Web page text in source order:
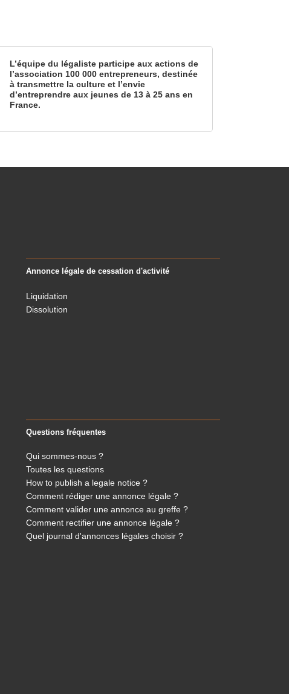
L’équipe du légaliste participe aux actions de
l’association 100 000 entrepreneurs, destinée
à transmettre la culture et l’envie
d’entreprendre aux jeunes de 13 à 25 ans en
France.
Annonce légale de cessation d'activité
Liquidation
Dissolution
Questions fréquentes
Qui sommes-nous ?
Toutes les questions
How to publish a legale notice ?
Comment rédiger une annonce légale ?
Comment valider une annonce au greffe ?
Comment rectifier une annonce légale ?
Quel journal d'annonces légales choisir ?